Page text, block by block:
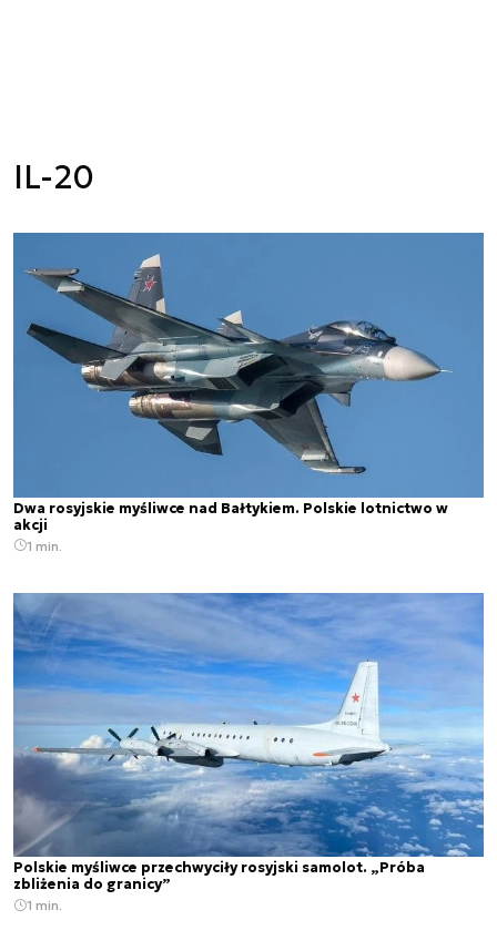
IL-20
Dwa rosyjskie myśliwce nad Bałtykiem. Polskie lotnictwo w
akcji
1 min.
Polskie myśliwce przechwyciły rosyjski samolot. „Próba
zbliżenia do granicy”
1 min.